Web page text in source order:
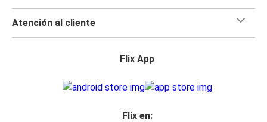
Atención al cliente
Flix App
Flix en: